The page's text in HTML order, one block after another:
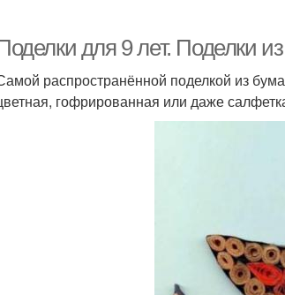
для 9 лет. Поделки
распространённой поделкой из
гофрированная или даже